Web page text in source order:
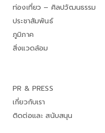
ท่องเที่ยว – ศิลปวัฒนธรรม
ประชาสัมพันธ์
ภูมิภาค
สิ่งแวดล้อม
PR & PRESS
เกี่ยวกับเรา
ติดต่อและ สนับสนุน